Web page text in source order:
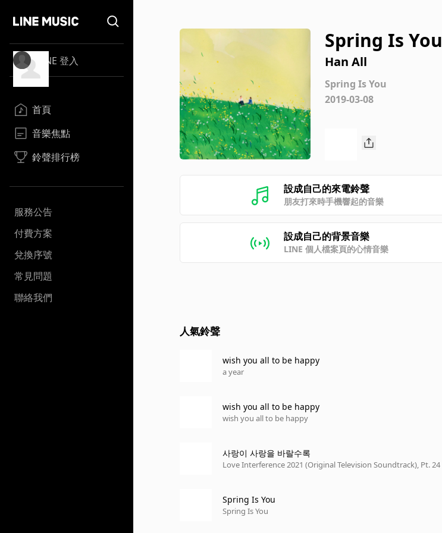
LINE 登入
首頁
音樂焦點
鈴聲排行榜
服務公告
付費方案
兌換序號
常見問題
聯絡我們
Spring Is You
Han All
Spring Is You
2019-03-08
設成自己的來電鈴聲
朋友打來時手機響起的音樂
設成自己的背景音樂
LINE 個人檔案頁的心情音樂
人氣鈴聲
wish you all to be happy
a year
wish you all to be happy
wish you all to be happy
사랑이 사랑을 바랄수록
Love Interference 2021 (Original Television Soundtrack), Pt. 24
Spring Is You
Spring Is You